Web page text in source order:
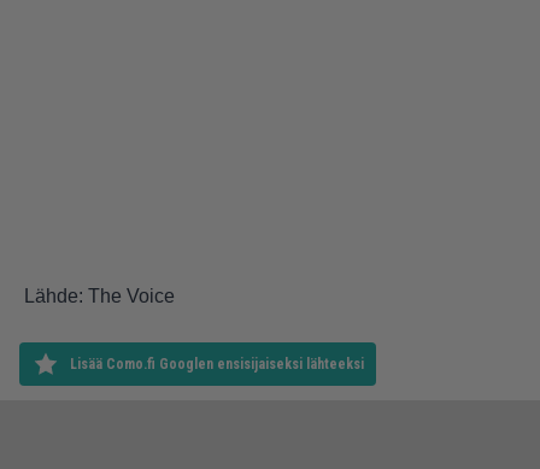
Lähde: The Voice
Lisää Como.fi Googlen ensisijaiseksi lähteeksi